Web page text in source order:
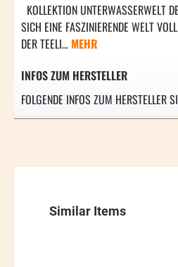
KOLLEKTION UNTERWASSERWELT
SICH EINE FASZINIERENDE WELT
DER TEELI… MEHR
INFOS ZUM HERSTELLER
FOLGENDE INFOS ZUM HERSTELLER
Produktgalerie
Similar Items